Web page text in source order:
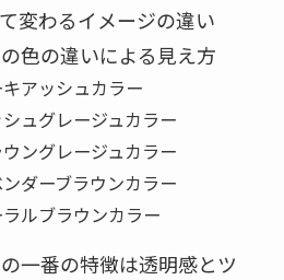
変わるイメージの違い
色の違いによる見え方
アッシュカラー
ュグレージュカラー
ングレージュカラー
ダーブラウンカラー
ルブラウンカラー
一番の特徴は透明感とツ